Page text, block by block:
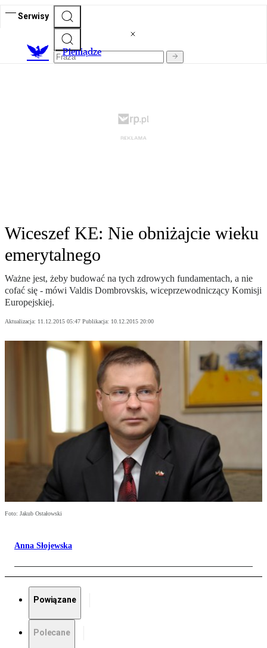
Serwisy
Pieniądze
Wiceszef KE: Nie obniżajcie wieku
emerytalnego
Ważne jest, żeby budować na tych zdrowych fundamentach, a nie
cofać się - mówi Valdis Dombrovskis, wiceprzewodniczący Komisji
Europejskiej.
Aktualizacja: 11.12.2015 05:47 Publikacja: 10.12.2015 20:00
Foto: Jakub Ostałowski
Anna Słojewska
Powiązane
Polecane